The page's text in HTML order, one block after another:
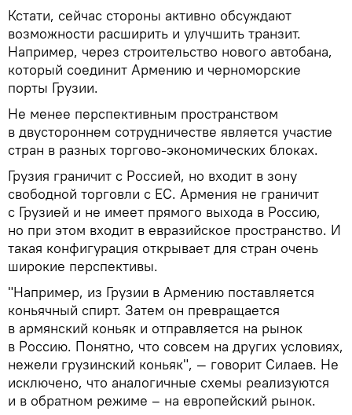
Кстати, сейчас стороны активно обсуждают
возможности расширить и улучшить транзит.
Например, через строительство нового автобана,
который соединит Армению и черноморские
порты Грузии.
Не менее перспективным пространством
в двустороннем сотрудничестве является участие
стран в разных торгово-экономических блоках.
Грузия граничит с Россией, но входит в зону
свободной торговли с ЕС. Армения не граничит
с Грузией и не имеет прямого выхода в Россию,
но при этом входит в евразийское пространство. И
такая конфигурация открывает для стран очень
широкие перспективы.
"Например, из Грузии в Армению поставляется
коньячный спирт. Затем он превращается
в армянский коньяк и отправляется на рынок
в Россию. Понятно, что совсем на других условиях,
нежели грузинский коньяк", — говорит Силаев. Не
исключено, что аналогичные схемы реализуются
и в обратном режиме – на европейский рынок.